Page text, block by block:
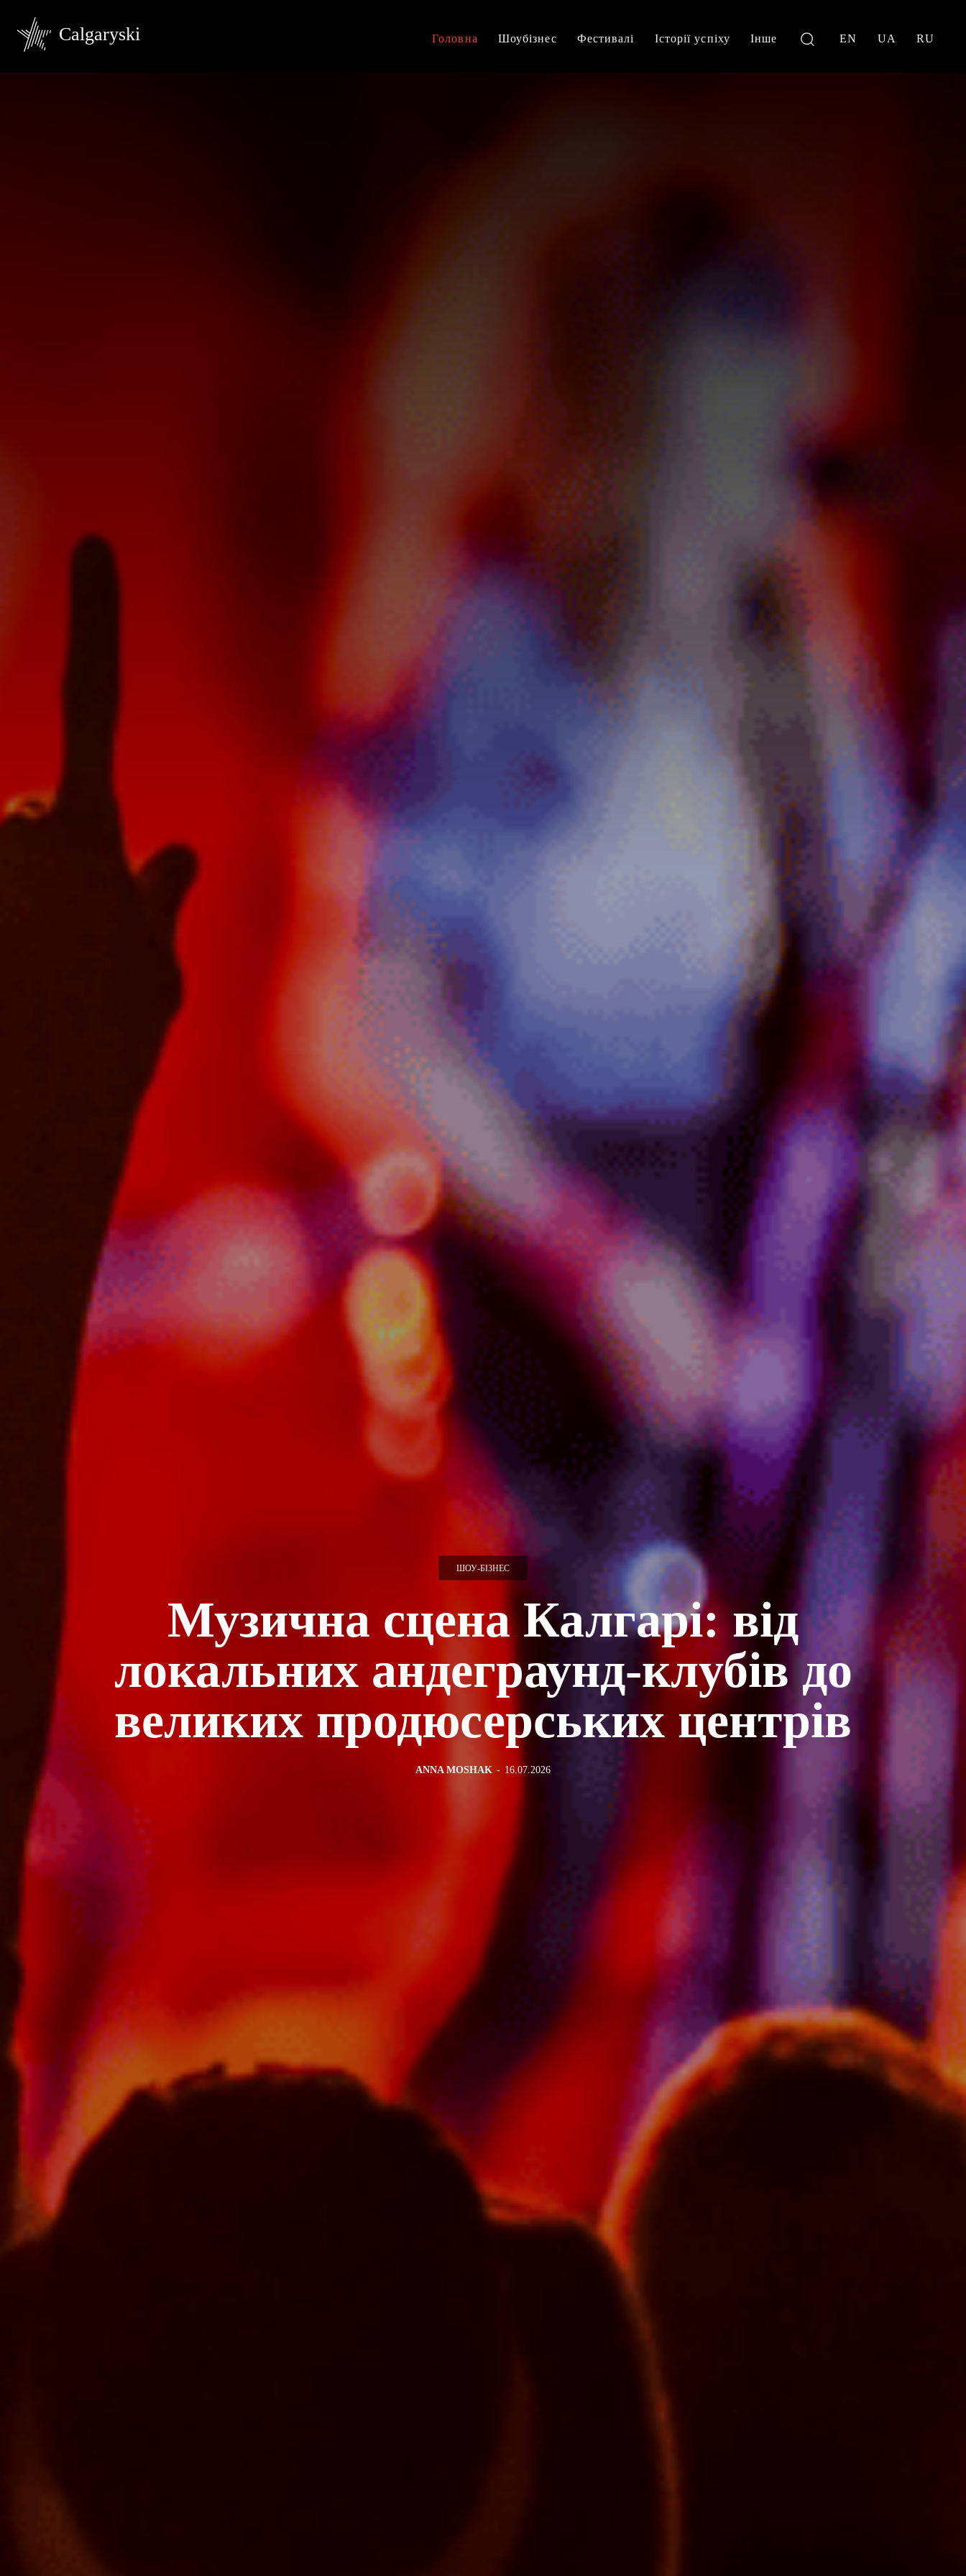
Calgaryski Головна Шоубізнес Фестивалі Історії успіху Інше EN UA RU
ШОУ-БІЗНЕС
Музична сцена Калгарі: від
локальних андеграунд-клубів до
великих продюсерських центрів
ANNA MOSHAK - 16.07.2026